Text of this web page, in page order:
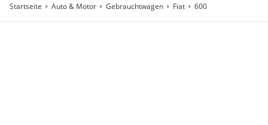
Startseite
Auto & Motor Gebrauchtwagen Fiat 600